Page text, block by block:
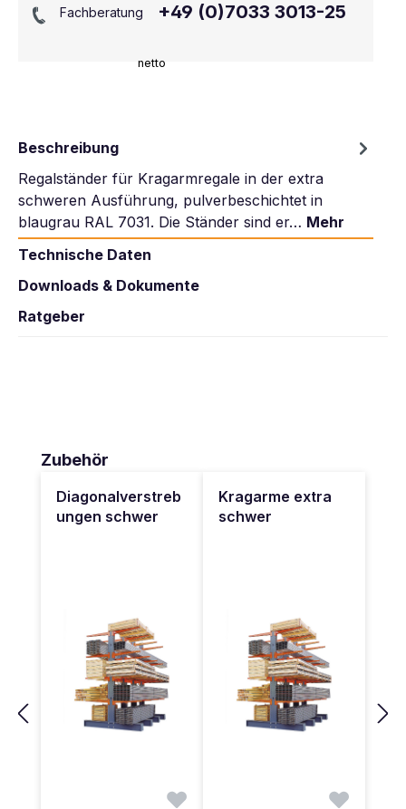
netto
Fachberatung +49 (0)7033 3013-25
Beschreibung
Regalständer für Kragarmregale in der extra
schweren Ausführung, pulverbeschichtet in
blaugrau RAL 7031. Die Ständer sind er… Mehr
Technische Daten
Downloads & Dokumente
Ratgeber
Produktgalerie überspringen
Zubehör
Diagonalverstreb
ungen schwer
Kragarme extra
schwer